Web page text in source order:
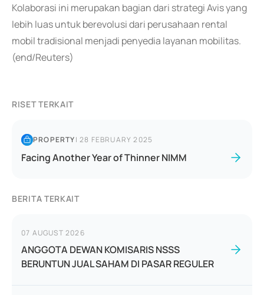
Kolaborasi ini merupakan bagian dari strategi Avis yang
lebih luas untuk berevolusi dari perusahaan rental
mobil tradisional menjadi penyedia layanan mobilitas.
(end/Reuters)
RISET TERKAIT
PROPERTY|28 FEBRUARY 2025
Facing Another Year of Thinner NIMM
BERITA TERKAIT
07 AUGUST 2026
ANGGOTA DEWAN KOMISARIS NSSS
BERUNTUN JUAL SAHAM DI PASAR REGULER